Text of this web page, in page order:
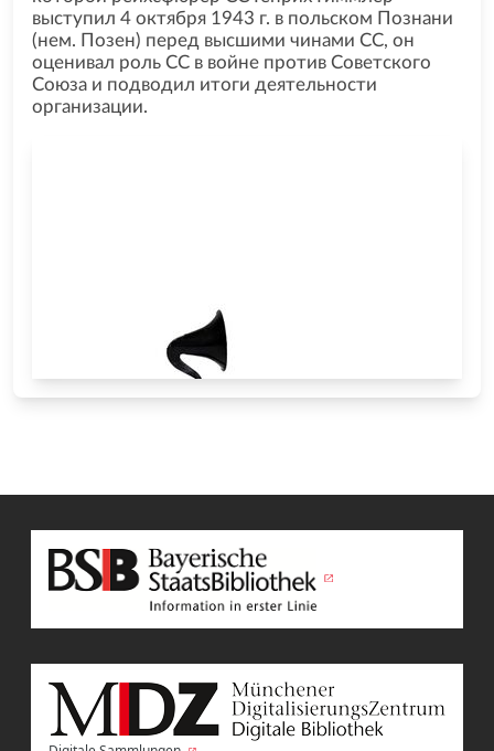
выступил 4 октября 1943 г. в польском Познани
(нем. Позен) перед высшими чинами СС, он
оценивал роль СС в войне против Советского
Союза и подводил итоги деятельности
организации.